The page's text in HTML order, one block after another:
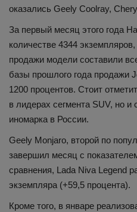
оказались Geely Coolray,
За первый месяц этого года
количестве 4344 экземпляров,
продажи модели составили
базы прошлого года продажи
1200 процентов. Стоит
в лидерах сегмента SUV, но и
иномарка в России.
Geely Monjaro, второй по
завершил месяц с
сравнения, Lada Niva Legend
экземпляра (+59,5 процента).
Кроме того, в январе